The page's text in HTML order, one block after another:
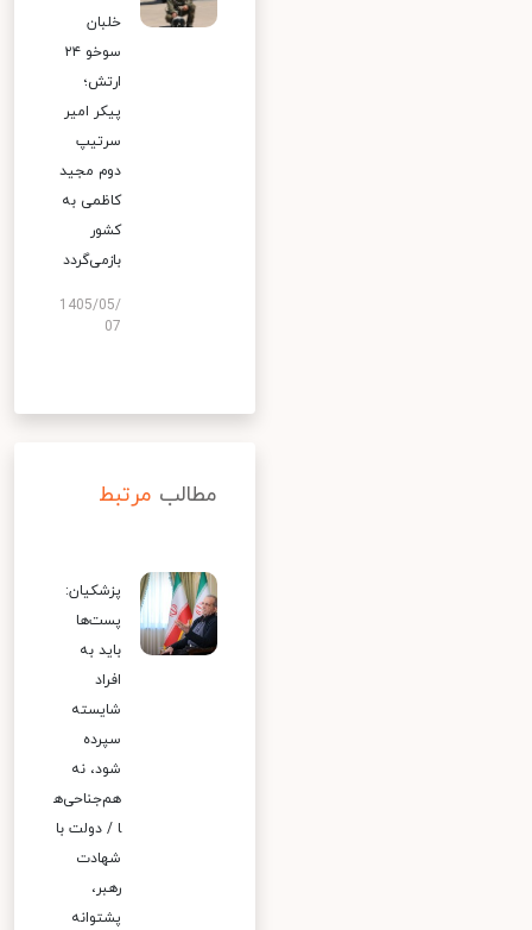
خلبان
سوخو ۲۴
ارتش؛
پیکر امیر
سرتیپ
دوم مجید
کاظمی به
کشور
بازمی‌گردد
1405/05/
07
مطالب مرتبط
پزشکیان:
پست‌ها
باید به
افراد
شایسته
سپرده
شود، نه
هم‌جناحی‌ه
ا / دولت با
شهادت
رهبر،
پشتوانه